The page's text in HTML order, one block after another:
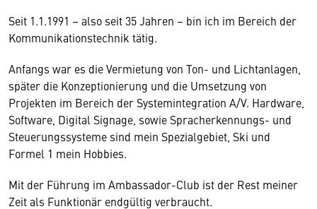
Seit 1.1.1991 – also seit 35 Jahren – bin ich im Bereich der
Kommunikationstechnik tätig.
Anfangs war es die Vermietung von Ton- und Lichtanlagen,
später die Konzeptionierung und die Umsetzung von
Projekten im Bereich der Systemintegration A/V. Hardware,
Software, Digital Signage, sowie Spracherkennungs- und
Steuerungssysteme sind mein Spezialgebiet, Ski und
Formel 1 mein Hobbies.
Mit der Führung im Ambassador-Club ist der Rest meiner
Zeit als Funktionär endgültig verbraucht.